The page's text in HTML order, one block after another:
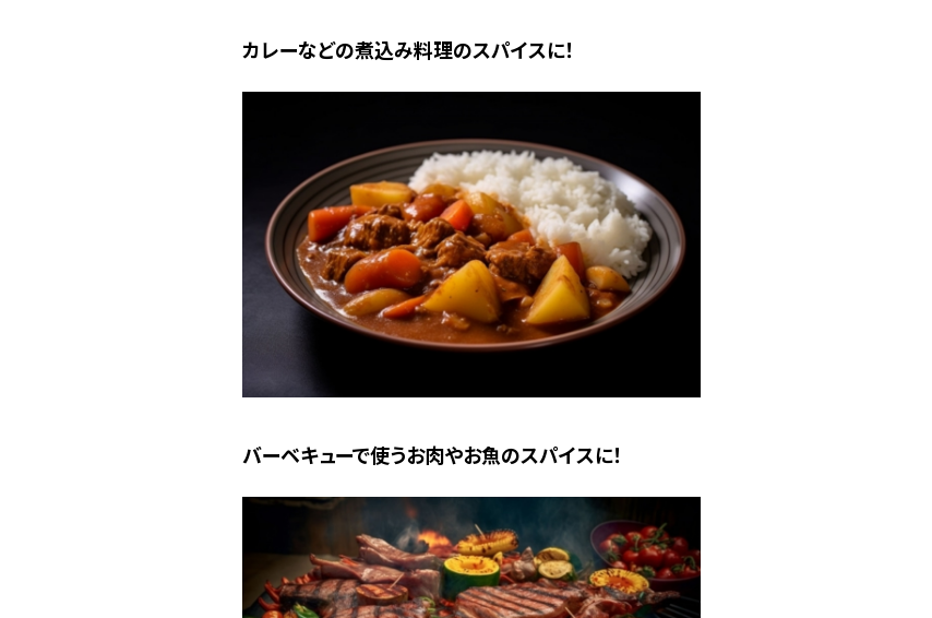
カレーなどの煮込み料理のスパイスに！
バーベキューで使うお肉やお魚のスパイスに！